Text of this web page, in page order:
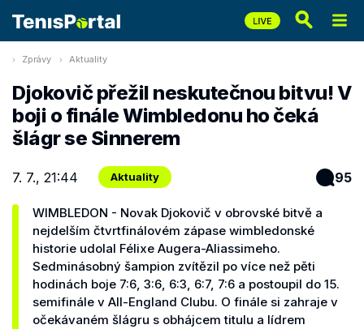
Zprávy Aktuality
Djokovič přežil neskutečnou bitvu! V
boji o finále Wimbledonu ho čeká
šlágr se Sinnerem
7. 7., 21:44 Aktuality 95
WIMBLEDON - Novak Djokovič v obrovské bitvě a
nejdelším čtvrtfinálovém zápase wimbledonské
historie udolal Félixe Augera-Aliassimeho.
Sedminásobný šampion zvítězil po více než pěti
hodinách boje 7:6, 3:6, 6:3, 6:7, 7:6 a postoupil do 15.
semifinále v All-England Clubu. O finále si zahraje v
očekávaném šlágru s obhájcem titulu a lídrem